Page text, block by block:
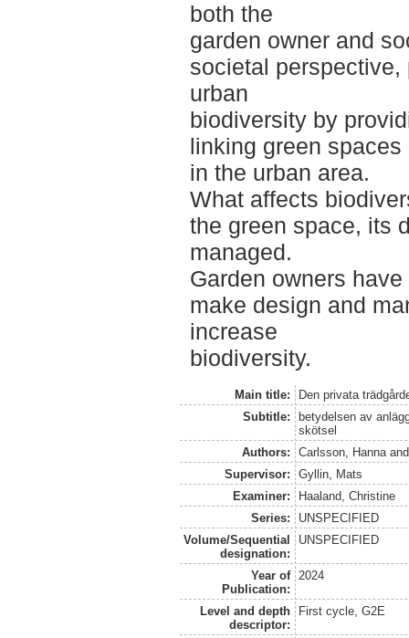
both the
garden owner and
societal
urban
biodiversity by
linking green
in the urban area.
What affects
the green space, its
managed.
Garden owners
make design and
increase
biodiversity.
Main title:
Den privata
Subtitle:
betydelsen av
skötsel
Authors:
Carlsson, Hanna
Supervisor:
Gyllin, Mats
Examiner:
Haaland, Christine
Series:
UNSPECIFIED
Volume/Sequential
designation:
UNSPECIFIED
Year of
Publication:
2024
Level and depth
descriptor:
First cycle, G2E